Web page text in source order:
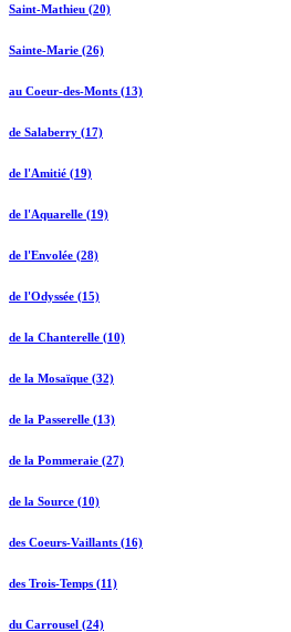
Saint-Mathieu (20)
Sainte-Marie (26)
au Coeur-des-Monts (13)
de Salaberry (17)
de l'Amitié (19)
de l'Aquarelle (19)
de l'Envolée (28)
de l'Odyssée (15)
de la Chanterelle (10)
de la Mosaïque (32)
de la Passerelle (13)
de la Pommeraie (27)
de la Source (10)
des Coeurs-Vaillants (16)
des Trois-Temps (11)
du Carrousel (24)